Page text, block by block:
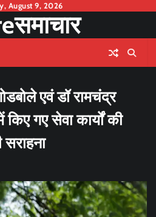
August 9, 2026
एवं डॉ रामचंद्र
किए गए सेवा कार्यों की